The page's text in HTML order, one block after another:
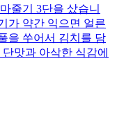
줄기 3단을 샀습니
가 약간 익으면 얼른
을 쑤어서 김치를 담
맛과 아삭한 식감에